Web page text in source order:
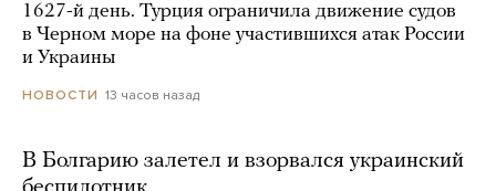
1627-й день. Турция ограничила движение судов
в Черном море на фоне участившихся атак России
и Украины
НОВОСТИ 13 часов назад
В Болгарию залетел и взорвался украинский